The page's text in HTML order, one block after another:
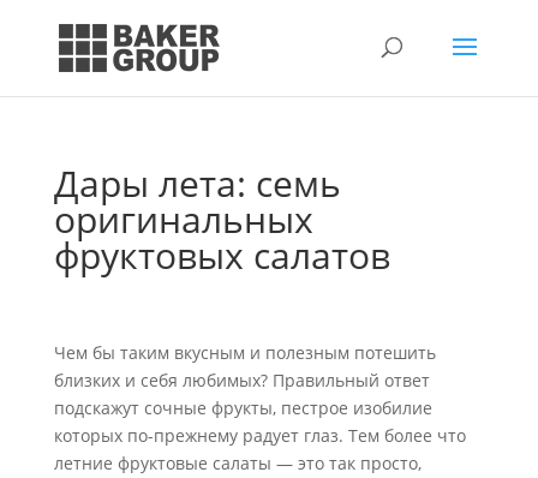
Дары лета: семь
оригинальных
фруктовых салатов
Чем бы таким вкусным и полезным потешить
близких и себя любимых? Правильный ответ
подскажут сочные фрукты, пестрое изобилие
которых по-прежнему радует глаз. Тем более что
летние фруктовые салаты — это так просто,